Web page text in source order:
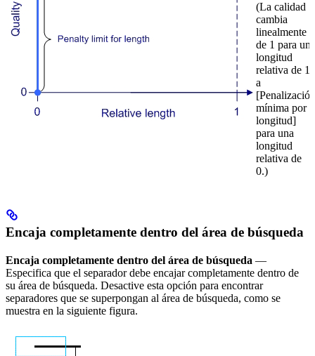
(La calidad
cambia
linealmente
de 1 para una
longitud
relativa de 1
a
[Penalización
mínima por
longitud]
para una
longitud
relativa de
0.)
Encaja completamente dentro del área de búsqueda
Encaja completamente dentro del área de búsqueda —
Especifica que el separador debe encajar completamente dentro de
su área de búsqueda. Desactive esta opción para encontrar
separadores que se superpongan al área de búsqueda, como se
muestra en la siguiente figura.